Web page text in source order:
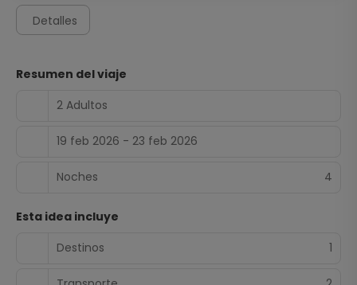
Detalles
Resumen del viaje
2 Adultos
19 feb 2026 - 23 feb 2026
Noches 4
Esta idea incluye
Destinos
1